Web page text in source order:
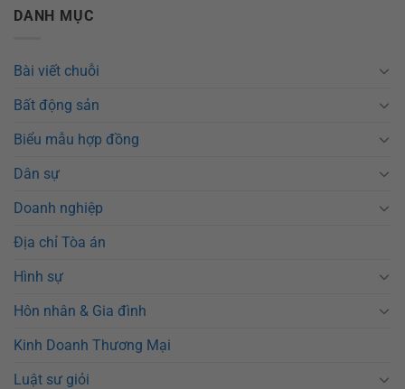
DANH MỤC
Bài viết chuỗi
Bất động sản
Biểu mẫu hợp đồng
Dân sự
Doanh nghiệp
Địa chỉ Tòa án
Hình sự
Hôn nhân & Gia đình
Kinh Doanh Thương Mại
Luật sư giỏi